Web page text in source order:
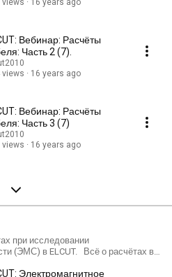
Вебинар: Расчёты
Часть 2 (7).
views
16 years ago
Вебинар: Расчёты
Часть 3 (7)
views
16 years ago
при исследовании
(ЭМС) в ELCUT. Всё о расчётах в
типовых расчётов, задать
Электромагнитное